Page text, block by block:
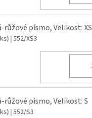
růžové písmo, Velikost: XS
| 552/XS3
růžové písmo, Velikost: S
| 552/S3